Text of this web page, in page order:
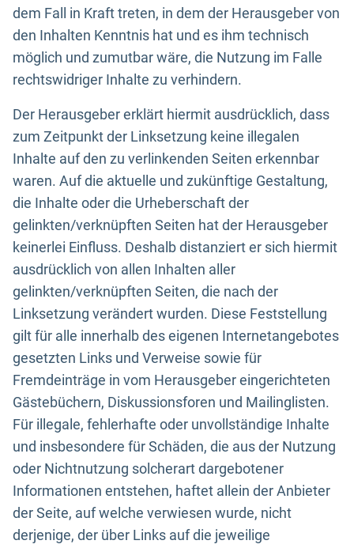
dem Fall in Kraft treten, in dem der Herausgeber von
den Inhalten Kenntnis hat und es ihm technisch
möglich und zumutbar wäre, die Nutzung im Falle
rechtswidriger Inhalte zu verhindern.
Der Herausgeber erklärt hiermit ausdrücklich, dass
zum Zeitpunkt der Linksetzung keine illegalen
Inhalte auf den zu verlinkenden Seiten erkennbar
waren. Auf die aktuelle und zukünftige Gestaltung,
die Inhalte oder die Urheberschaft der
gelinkten/verknüpften Seiten hat der Herausgeber
keinerlei Einfluss. Deshalb distanziert er sich hiermit
ausdrücklich von allen Inhalten aller
gelinkten/verknüpften Seiten, die nach der
Linksetzung verändert wurden. Diese Feststellung
gilt für alle innerhalb des eigenen Internetangebotes
gesetzten Links und Verweise sowie für
Fremdeinträge in vom Herausgeber eingerichteten
Gästebüchern, Diskussionsforen und Mailinglisten.
Für illegale, fehlerhafte oder unvollständige Inhalte
und insbesondere für Schäden, die aus der Nutzung
oder Nichtnutzung solcherart dargebotener
Informationen entstehen, haftet allein der Anbieter
der Seite, auf welche verwiesen wurde, nicht
derjenige, der über Links auf die jeweilige